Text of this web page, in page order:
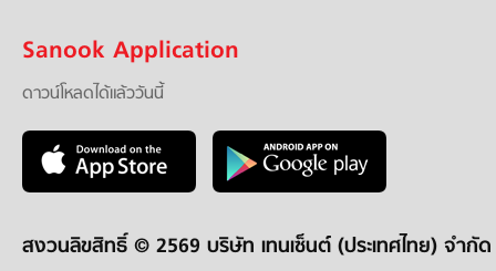
Sanook Application
ดาวน์โหลดได้แล้ววันนี้
สงวนลิขสิทธิ์ © 2569 บริษัท เทนเซ็นต์ (ประเทศไทย) จำกัด